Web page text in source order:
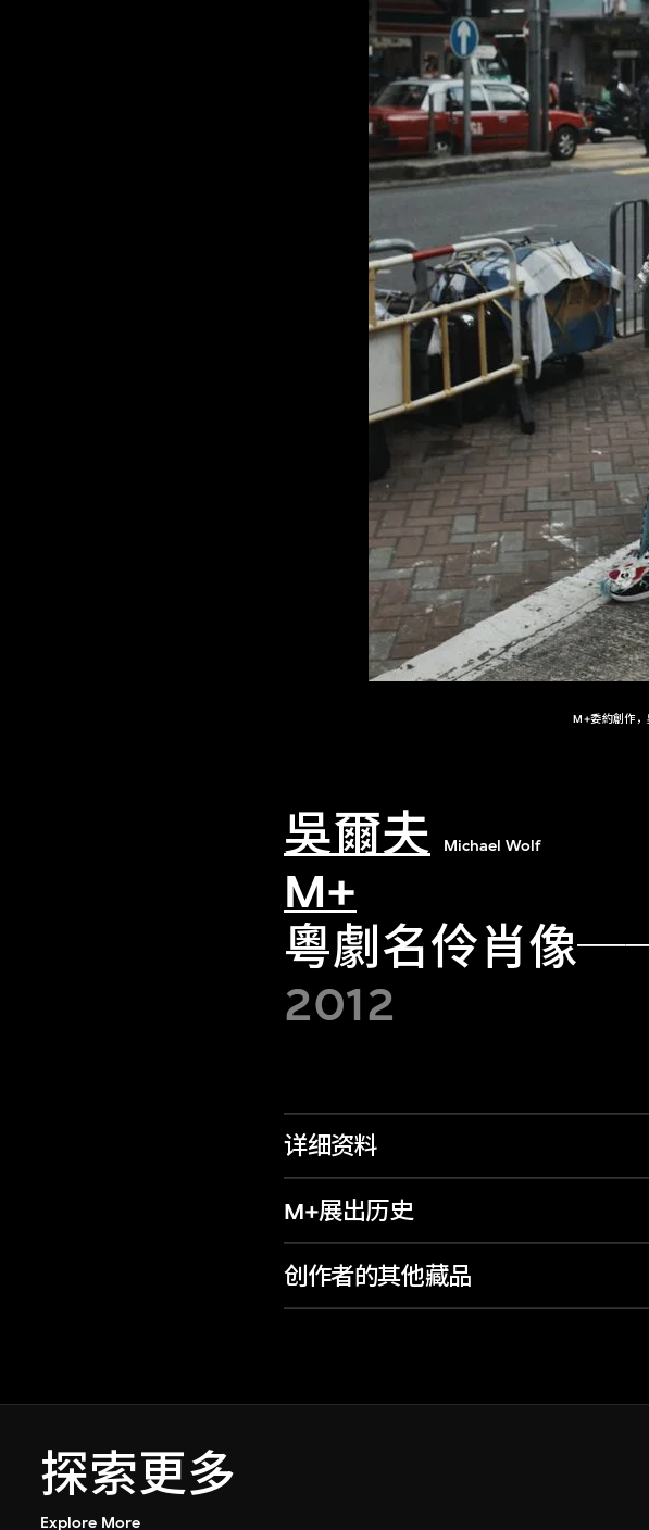
M+委約創作
吳爾夫 Michael Wolf
M+
粵劇名伶肖像
2012
详细资料
M+展出历史
创作者的其他藏品
探索更多
Explore More